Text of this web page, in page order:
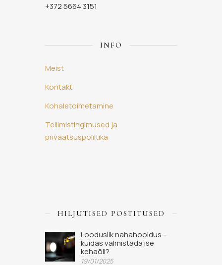
+372 5664 3151
INFO
Meist
Kontakt
Kohaletoimetamine
Tellimistingimused ja
privaatsuspoliitika
HILJUTISED POSTITUSED
Looduslik nahahooldus –
kuidas valmistada ise
kehaõli?
19/01/2025